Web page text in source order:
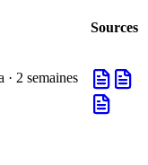
Sources
· 2 semaines